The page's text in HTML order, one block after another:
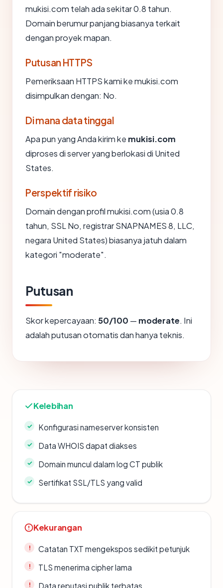
mukisi.com telah ada sekitar 0.8 tahun.
Domain berumur panjang biasanya terkait
dengan proyek mapan.
Putusan HTTPS
Pemeriksaan HTTPS kami ke mukisi.com
disimpulkan dengan: No.
Di mana data tinggal
Apa pun yang Anda kirim ke mukisi.com
diproses di server yang berlokasi di United
States.
Perspektif risiko
Domain dengan profil mukisi.com (usia 0.8
tahun, SSL No, registrar SNAPNAMES 8, LLC,
negara United States) biasanya jatuh dalam
kategori "moderate".
Putusan
Skor kepercayaan: 50/100 — moderate. Ini
adalah putusan otomatis dan hanya teknis.
Kelebihan
Konfigurasi nameserver konsisten
Data WHOIS dapat diakses
Domain muncul dalam log CT publik
Sertifikat SSL/TLS yang valid
Kekurangan
Catatan TXT mengekspos sedikit petunjuk
TLS menerima cipher lama
Data reputasi publik terbatas